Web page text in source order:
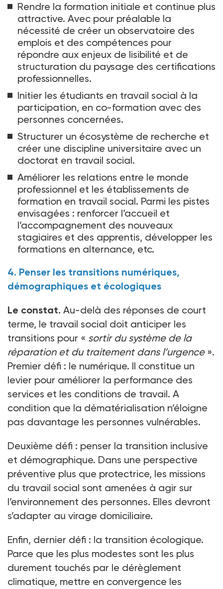
Rendre la formation initiale et continue plus
attractive. Avec pour préalable la
nécessité de créer un observatoire des
emplois et des compétences pour
répondre aux enjeux de lisibilité et de
structuration du paysage des certifications
professionnelles.
Initier les étudiants en travail social à la
participation, en co-formation avec des
personnes concernées.
Structurer un écosystème de recherche et
créer une discipline universitaire avec un
doctorat en travail social.
Améliorer les relations entre le monde
professionnel et les établissements de
formation en travail social. Parmi les pistes
envisagées : renforcer l’accueil et
l’accompagnement des nouveaux
stagiaires et des apprentis, développer les
formations en alternance, etc.
4. Penser les transitions numériques,
démographiques et écologiques
Le constat. Au-delà des réponses de court
terme, le travail social doit anticiper les
transitions pour « sortir du système de la
réparation et du traitement dans l’urgence ».
Premier défi : le numérique. Il constitue un
levier pour améliorer la performance des
services et les conditions de travail. A
condition que la dématérialisation n’éloigne
pas davantage les personnes vulnérables.
Deuxième défi : penser la transition inclusive
et démographique. Dans une perspective
préventive plus que protectrice, les missions
du travail social sont amenées à agir sur
l’environnement des personnes. Elles devront
s’adapter au virage domiciliaire.
Enfin, dernier défi : la transition écologique.
Parce que les plus modestes sont les plus
durement touchés par le dérèglement
climatique, mettre en convergence les